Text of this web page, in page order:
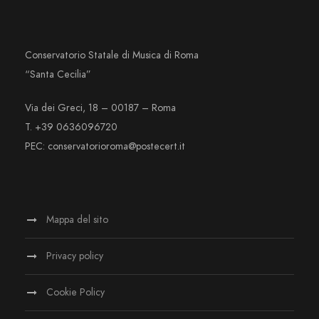
Conservatorio Statale di Musica di Roma
“Santa Cecilia”
Via dei Greci, 18 – 00187 – Roma
T. +39 0636096720
PEC: conservatorioroma@postecert.it
Mappa del sito
Privacy policy
Cookie Policy